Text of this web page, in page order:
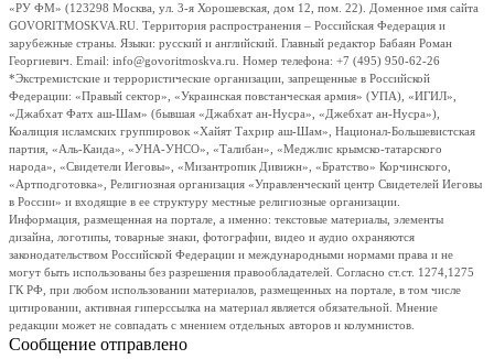
«РУ ФМ» (123298 Москва, ул. 3-я Хорошевская, дом 12, пом. 22). Доменное имя сайта
GOVORITMOSKVA.RU. Территория распространения – Российская Федерация и
зарубежные страны. Языки: русский и английский. Главный редактор Бабаян Роман
Георгиевич. Email: info@govoritmoskva.ru. Номер телефона: +7 (495) 950-62-26
*Экстремистские и террористические организации, запрещенные в Российской
Федерации: «Правый сектор», «Украинская повстанческая армия» (УПА), «ИГИЛ»,
«Джабхат Фатх аш-Шам» (бывшая «Джабхат ан-Нусра», «Джебхат ан-Нусра»),
Коалиция исламских группировок «Хайят Тахрир аш-Шам», Национал-Большевистская
партия, «Аль-Каида», «УНА-УНСО», «Талибан», «Меджлис крымско-татарского
народа», «Свидетели Иеговы», «Мизантропик Дивижн», «Братство» Корчинского,
«Артподготовка», Религиозная организация «Управленческий центр Свидетелей Иеговы
в России» и входящие в ее структуру местные религиозные организации.
Информация, размещенная на портале, а именно: текстовые материалы, элементы
дизайна, логотипы, товарные знаки, фотографии, видео и аудио охраняются
законодательством Российской Федерации и международными нормами права и не
могут быть использованы без разрешения правообладателей. Согласно ст.ст. 1274,1275
ГК РФ, при любом использовании материалов, размещенных на портале, в том числе
цитировании, активная гиперссылка на материал является обязательной. Мнение
редакции может не совпадать с мнением отдельных авторов и колумнистов.
Сообщение отправлено